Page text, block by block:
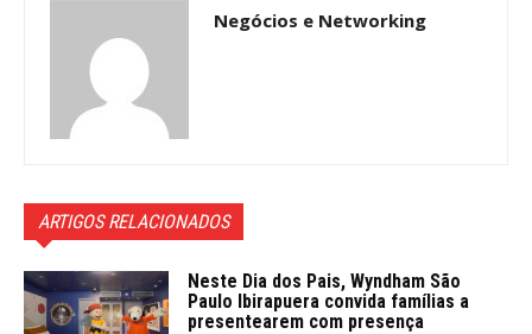
Negócios e Networking
ARTIGOS RELACIONADOS
Neste Dia dos Pais, Wyndham São
Paulo Ibirapuera convida famílias a
presentearem com presença